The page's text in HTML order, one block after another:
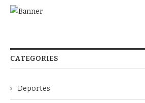
CATEGORIES
Deportes